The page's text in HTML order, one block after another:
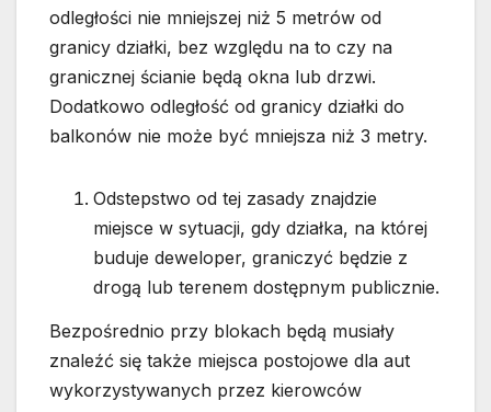
odległości nie mniejszej niż 5 metrów od
granicy działki, bez względu na to czy na
granicznej ścianie będą okna lub drzwi.
Dodatkowo odległość od granicy działki do
balkonów nie może być mniejsza niż 3 metry.
Odstepstwo od tej zasady znajdzie
miejsce w sytuacji, gdy działka, na której
buduje deweloper, graniczyć będzie z
drogą lub terenem dostępnym publicznie.
Bezpośrednio przy blokach będą musiały
znaleźć się także miejsca postojowe dla aut
wykorzystywanych przez kierowców